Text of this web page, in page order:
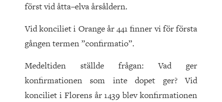
först vid åtta–elva årsåldern.
Vid konciliet i Orange år 441 finner vi för första
gången termen ”confirmatio”.
Medeltiden ställde frågan: Vad ger
konfirmationen som inte dopet ger? Vid
konciliet i Florens år 1439 blev konfirmationen